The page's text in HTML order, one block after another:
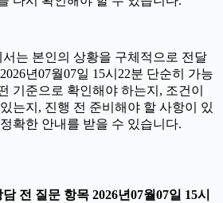
는 본인의 상황을 구체적으로 전달
년07월07일 15시22분 단순히 가능
기준으로 확인해야 하는지, 조건이
는지, 진행 전 준비해야 할 사항이 있
확한 안내를 받을 수 있습니다.
전 질문 항목 2026년07월07일 15시